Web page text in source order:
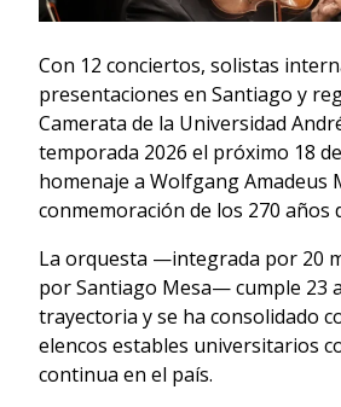
Con 12 conciertos, solistas
presentaciones en Santiago y
Camerata de la Universidad
temporada 2026 el próximo 18
homenaje a Wolfgang Amadeus
conmemoración de los 270 años
La orquesta —integrada por 20
por Santiago Mesa— cumple 23
trayectoria y se ha consolidado
elencos estables universitarios
continua en el país.